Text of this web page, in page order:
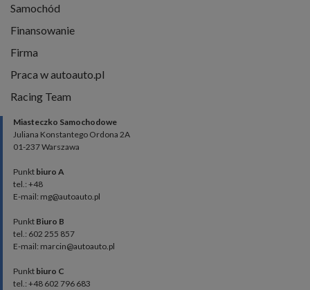
Samochód
Finansowanie
Firma
Praca w autoauto.pl
Racing Team
Miasteczko Samochodowe
Juliana Konstantego Ordona 2A
01-237 Warszawa
Punkt biuro A
tel.: +48
E-mail: mg@autoauto.pl
Punkt Biuro B
tel.: 602 255 857
E-mail: marcin@autoauto.pl
Punkt biuro C
tel.: +48 602 796 683